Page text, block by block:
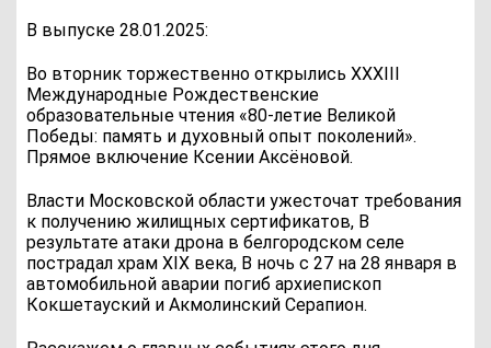
В выпуске 28.01.2025:
Во вторник торжественно открылись XXXIII
Международные Рождественские
образовательные чтения «80-летие Великой
Победы: память и духовный опыт поколений».
Прямое включение Ксении Аксёновой.
Власти Московской области ужесточат требования
к получению жилищных сертификатов, В
результате атаки дрона в белгородском селе
пострадал храм XIX века, В ночь с 27 на 28 января в
автомобильной аварии погиб архиепископ
Кокшетауский и Акмолинский Серапион.